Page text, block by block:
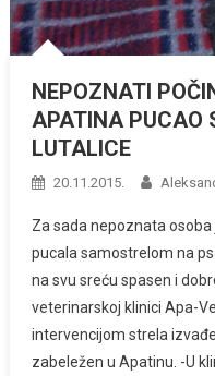
NEPOZNATI
APATINA PUCAO
LUTALICE
20.11.2015.
Za sada nepoznata
pucala samostrelom na
na svu sreću spasen i
veterinarskoj klinici Apa-
intervencijom strela
zabeležen u Apatinu. -U